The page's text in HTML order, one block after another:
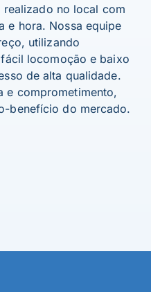
no local com
e hora. Nossa equipe
utilizando
locomoção e baixo
de alta qualidade.
e comprometimento,
benefício do mercado.